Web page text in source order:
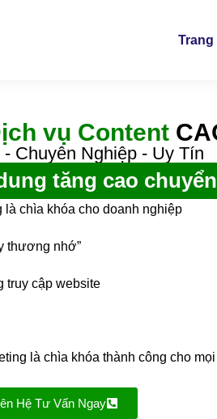
Trang
vụ Content
Chuyên Nghiệp - Uy Tín
tăng cao
chìa khóa cho doanh nghiệp
thương nhớ”
truy cập website
là chìa khóa thành công cho
Hệ Tư Vấn Ngay